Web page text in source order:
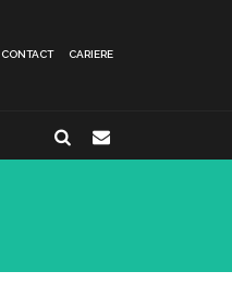
CONTACT CARIERE